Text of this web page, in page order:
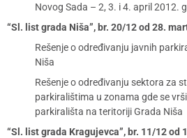
Novog Sada – 2, 3. i 4. april 2012.
“Sl. list grada Niša”, br. 20/12 od 28.
Rešenje o određivanju javnih
Niša
Rešenje o određivanju sektora za
parkiralištima u zonama gde se
parkirališta na teritoriji Grada Niša
“Sl. list grada Kragujevca”, br. 11/12 od